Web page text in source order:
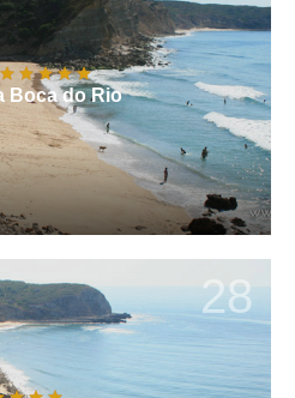
Boca do Rio
28